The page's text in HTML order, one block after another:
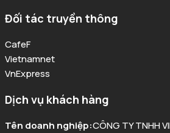
Đối tác truyền thông
CafeF
Vietnamnet
VnExpress
Dịch vụ khách hàng
Tên doanh nghiệp:CÔNG TY TNHH